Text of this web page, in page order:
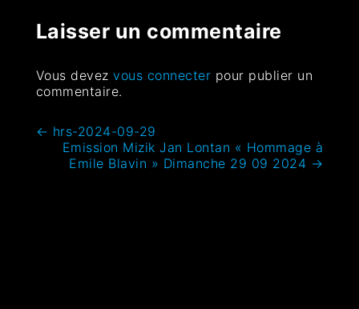
Laisser un commentaire
Vous devezvous connecter pour publier un
commentaire.
← hrs-2024-09-29
Emission Mizik Jan Lontan « Hommage à
Emile Blavin » Dimanche 29 09 2024 →